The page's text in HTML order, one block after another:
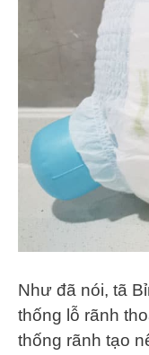
Như đã nói, tã
thống lỗ rãnh
thống rãnh tạo